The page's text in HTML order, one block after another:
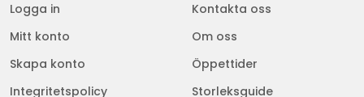
Logga in
Mitt konto
Skapa konto
Integritetspolicy
Kontakta oss
Om oss
Öppettider
Storleksguide